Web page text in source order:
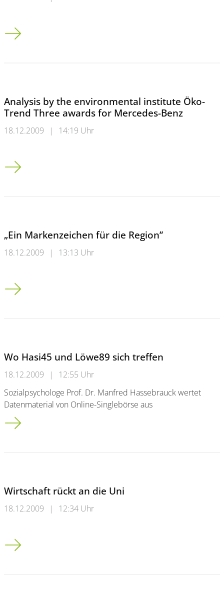
Analysis by the environmental institute Öko-Trend: Three
Analysis by the environmental institute Öko-
Trend Three awards for Mercedes-Benz
18.12.2009 | 14:19 Uhr
Analysis by the environmental institute Öko-Trend Three
„Ein Markenzeichen für die Region”
18.12.2009 | 13:13 Uhr
&#8222;Ein Markenzeichen für die Region&#8221;
Wo Hasi45 und Löwe89 sich treffen
18.12.2009 |
12:55 Uhr
Sozialpsychologe Prof. Dr. Manfred Hassebrauck wertet
Datenmaterial von Online-Singlebörse aus
Wo Hasi45 und Löwe89 sich treffen
Wirtschaft rückt an die Uni
18.12.2009 | 12:34 Uhr
Wirtschaft rückt an die Uni